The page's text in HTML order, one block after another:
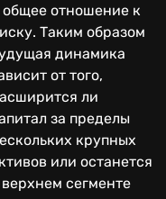
общее отношение к
Таким образом
динамика
от того,
ли
за пределы
крупных
или останется
верхнем сегменте